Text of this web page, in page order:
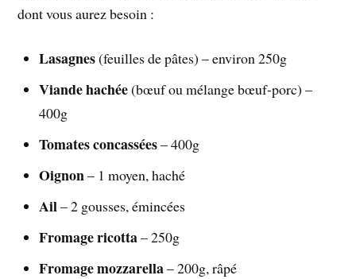
dont vous aurez besoin :
Lasagnes(feuilles de pâtes) – environ 250g
Viande hachée(bœuf ou mélange bœuf-porc) –
400g
Tomates concassées– 400g
Oignon– 1 moyen, haché
Ail– 2 gousses, émincées
Fromage ricotta– 250g
Fromage mozzarella– 200g, râpé